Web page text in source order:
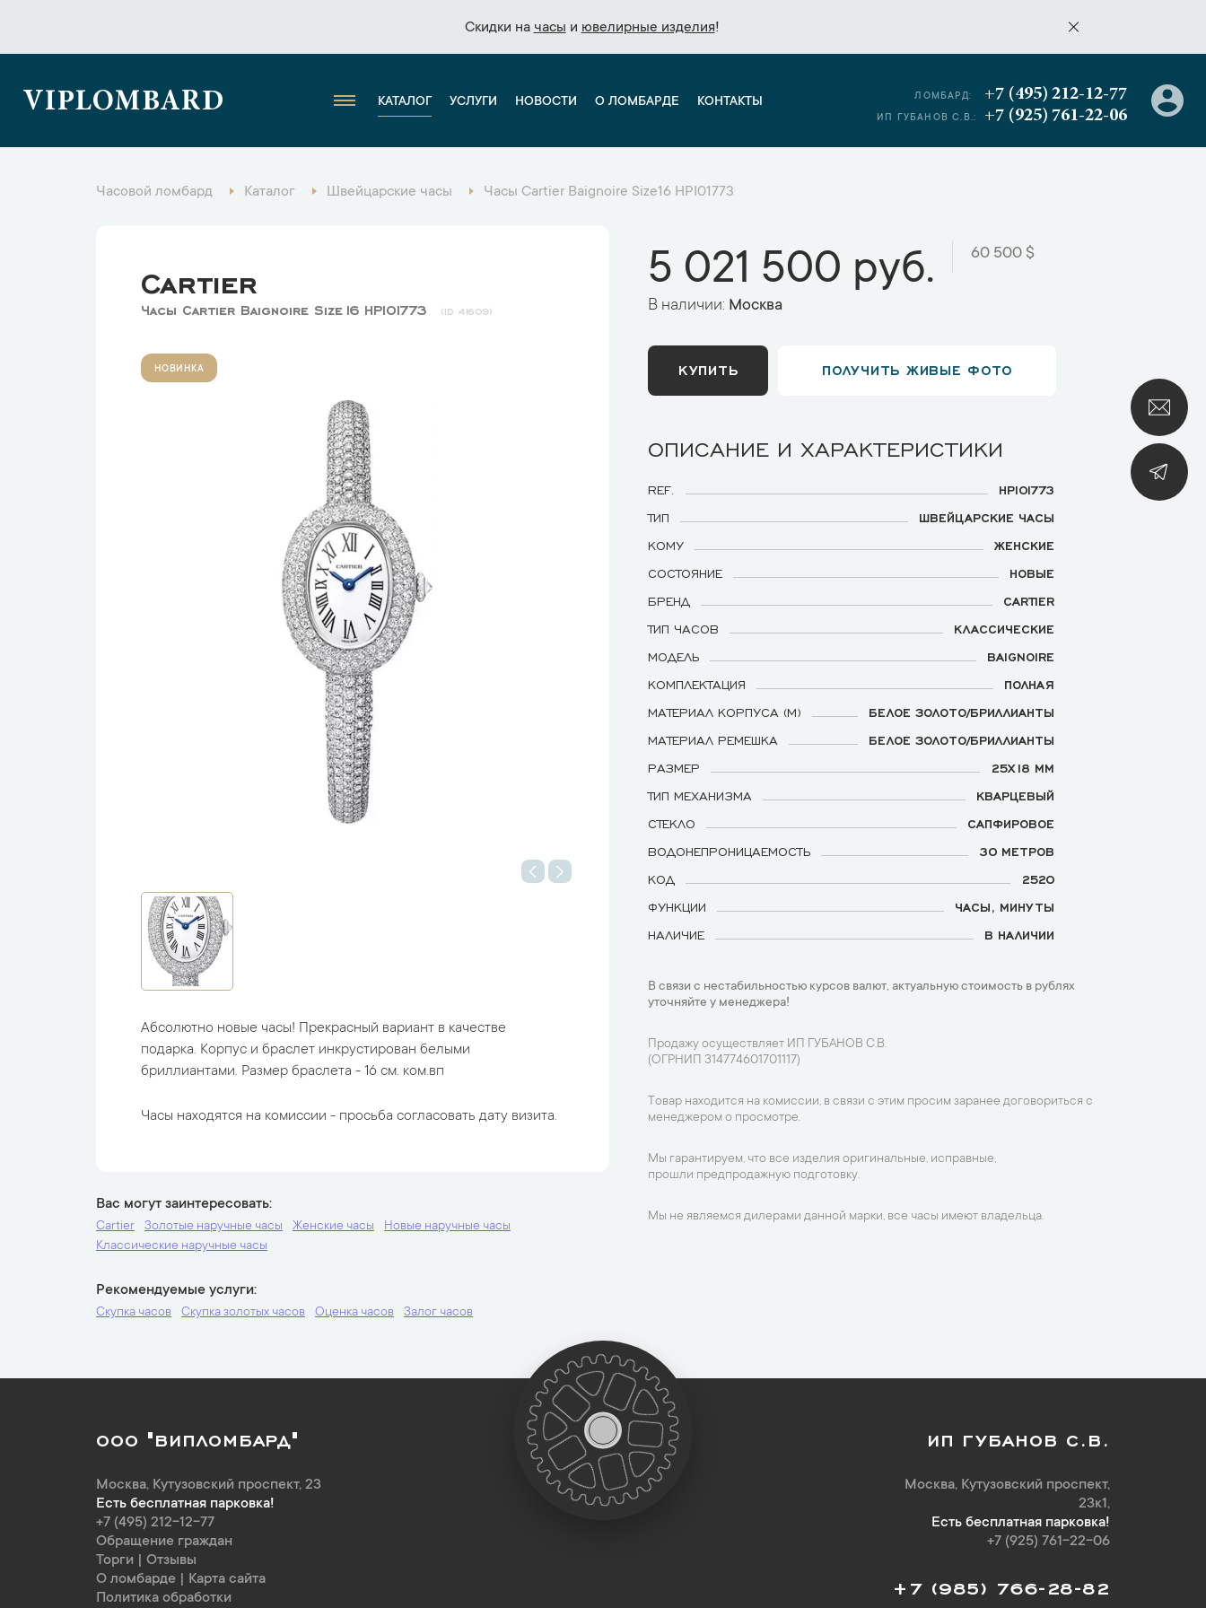
Скидки на часы и ювелирные изделия!
Скидки на часы и ювелирные изделия!
VIPLOMBARD КАТАЛОГ УСЛУГИ НОВОСТИ О ЛОМБАРДЕ КОНТАКТЫ ЛОМБАРД: +7 (495) 212-12-77
ИП ГУБАНОВ С.В.: +7 (925) 761-22-06
Часовой ломбард Каталог Швейцарские часы Часы Cartier Baignoire Size16 HPI01773
Cartier
Часы Cartier Baignoire Size16 HPI01773 41609
НОВИНКА
Абсолютно новые часы! Прекрасный вариант в качестве
подарка. Корпус и браслет инкрустирован белыми
бриллиантами. Размер браслета - 16 см. ком.вп
Часы находятся на комиссии - просьба согласовать дату визита.
Вас могут заинтересовать
Cartier Золотые наручные часы Женские часы
Новые наручные часы
Классические наручные часы
Рекомендуемые услуги
Скупка часов Скупка золотых часов Оценка часов Залог часов
5 021 500 руб. 60 500 $
В наличии: Москва
КУПИТЬ ПОЛУЧИТЬ ЖИВЫЕ ФОТО
ОПИСАНИЕ И ХАРАКТЕРИСТИКИ
REF.
HPI01773
ТИП
ШВЕЙЦАРСКИЕ ЧАСЫ
КОМУ
ЖЕНСКИЕ
СОСТОЯНИЕ
НОВЫЕ
БРЕНД
CARTIER
ТИП ЧАСОВ
КЛАССИЧЕСКИЕ
МОДЕЛЬ
BAIGNOIRE
КОМПЛЕКТАЦИЯ
ПОЛНАЯ
МАТЕРИАЛ КОРПУСА (М)
БЕЛОЕ ЗОЛОТО/БРИЛЛИАНТЫ
МАТЕРИАЛ РЕМЕШКА
БЕЛОЕ ЗОЛОТО/БРИЛЛИАНТЫ
РАЗМЕР
25Х18 ММ
ТИП МЕХАНИЗМА
КВАРЦЕВЫЙ
СТЕКЛО
САПФИРОВОЕ
ВОДОНЕПРОНИЦАЕМОСТЬ
30 МЕТРОВ
КОД
2520
ФУНКЦИИ
ЧАСЫ, МИНУТЫ
НАЛИЧИЕ
В НАЛИЧИИ
В связи с нестабильностью курсов валют, актуальную стоимость в рублях
уточняйте у менеджера!
Продажу осуществляет ИП ГУБАНОВ С.В.
(ОГРНИП 314774601701117)
Товар находится на комиссии, в связи с этим просим заранее договориться с
менеджером о просмотре.
Мы гарантируем, что все изделия оригинальные, исправные,
прошли предпродажную подготовку.
Мы не являемся дилерами данной марки, все часы имеют владельца.
ООО "ВИПЛОМБАРД"
Москва, Кутузовский проспект, 23
Есть бесплатная парковка!
+7 (495) 212-12-77
Обращение граждан
Торги
Отзывы
О ломбарде
Карта сайта
Политика обработки
ИП ГУБАНОВ С.В.
Москва, Кутузовский проспект,
23к1,
Есть бесплатная парковка!
+7 (925) 761-22-06
+7 (985) 766-28-82